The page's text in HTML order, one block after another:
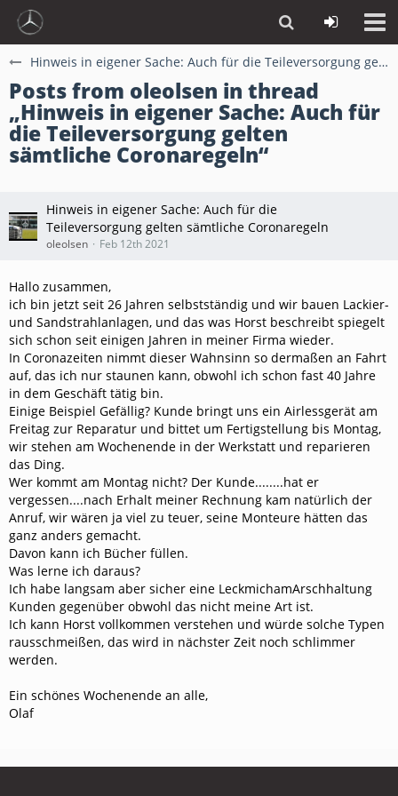
Hinweis in eigener Sache: Auch für die Teileversorgung gelten sämtliche Coronaregeln
Posts from oleolsen in thread
„Hinweis in eigener Sache: Auch für
die Teileversorgung gelten
sämtliche Coronaregeln“
Hinweis in eigener Sache: Auch für die
Teileversorgung gelten sämtliche Coronaregeln
oleolsen Feb 12th 2021
Hallo zusammen,
ich bin jetzt seit 26 Jahren selbstständig und wir bauen Lackier-
und Sandstrahlanlagen, und das was Horst beschreibt spiegelt
sich schon seit einigen Jahren in meiner Firma wieder.
In Coronazeiten nimmt dieser Wahnsinn so dermaßen an Fahrt
auf, das ich nur staunen kann, obwohl ich schon fast 40 Jahre
in dem Geschäft tätig bin.
Einige Beispiel Gefällig? Kunde bringt uns ein Airlessgerät am
Freitag zur Reparatur und bittet um Fertigstellung bis Montag,
wir stehen am Wochenende in der Werkstatt und reparieren
das Ding.
Wer kommt am Montag nicht? Der Kunde........hat er
vergessen....nach Erhalt meiner Rechnung kam natürlich der
Anruf, wir wären ja viel zu teuer, seine Monteure hätten das
ganz anders gemacht.
Davon kann ich Bücher füllen.
Was lerne ich daraus?
Ich habe langsam aber sicher eine LeckmichamArschhaltung
Kunden gegenüber obwohl das nicht meine Art ist.
Ich kann Horst vollkommen verstehen und würde solche Typen
rausschmeißen, das wird in nächster Zeit noch schlimmer
werden.
Ein schönes Wochenende an alle,
Olaf